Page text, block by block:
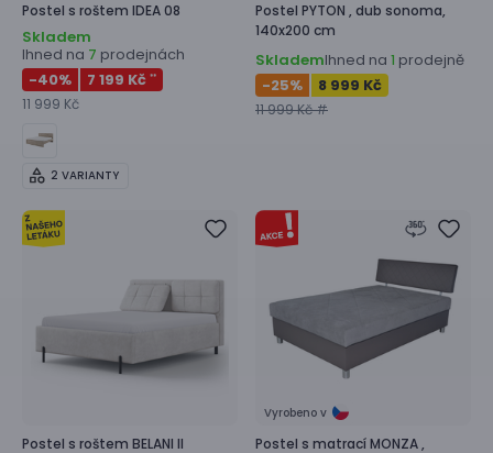
Postel s roštem IDEA 08
Skladem
Ihned na 7 prodejnách
-40% 7 199 Kč **
11 999 Kč
2 VARIANTY
Postel PYTON , dub sonoma,
140x200 cm
SklademIhned na 1 prodejně
-25% 8 999 Kč
11 999 Kč #
Postel s roštem BELANI II
Vyrobeno v
Postel s matracíMONZA ,